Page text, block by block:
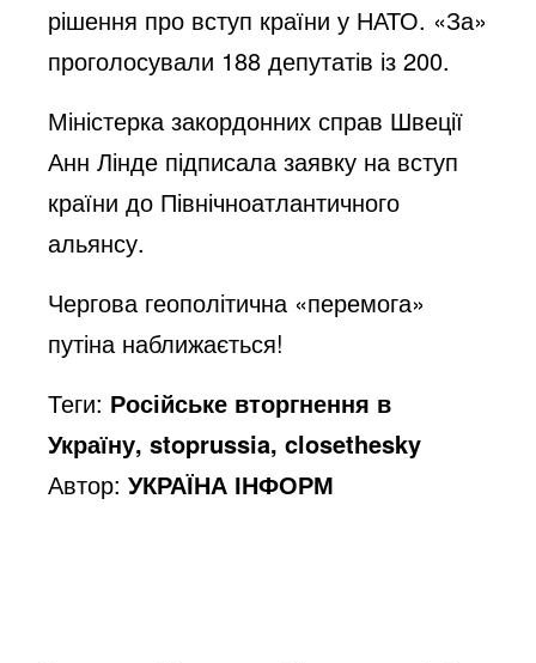
рішення про вступ країни у НАТО. «За»
проголосували 188 депутатів із 200.
Міністерка закордонних справ Швеції
Анн Лінде підписала заявку на вступ
країни до Північноатлантичного
альянсу.
Чергова геополітична «перемога»
путіна наближається!
Теги: Російське вторгнення в
Україну, stoprussia, closethesky
Автор:УКРАЇНА ІНФОРМ